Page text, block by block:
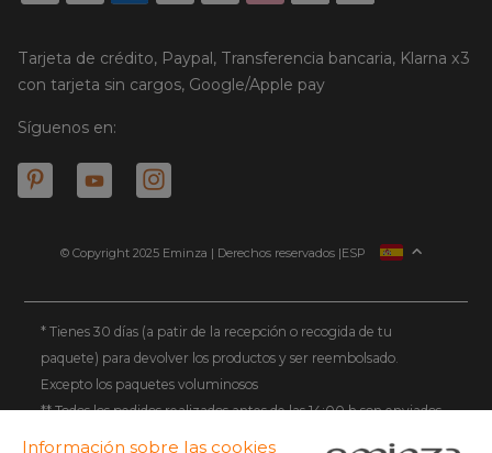
Tarjeta de crédito, Paypal, Transferencia bancaria, Klarna x3
con tarjeta sin cargos, Google/Apple pay
Síguenos en:
© Copyright 2025 Eminza | Derechos reservados |
FRANCIA
ALEMANIA
PAÍSES BAJOS
ESP
* Tienes 30 días (a patir de la recepción o recogida de tu
paquete) para devolver los productos y ser reembolsado.
Excepto los paquetes voluminosos
** Todos los pedidos realizados antes de las 14:00 h son enviados